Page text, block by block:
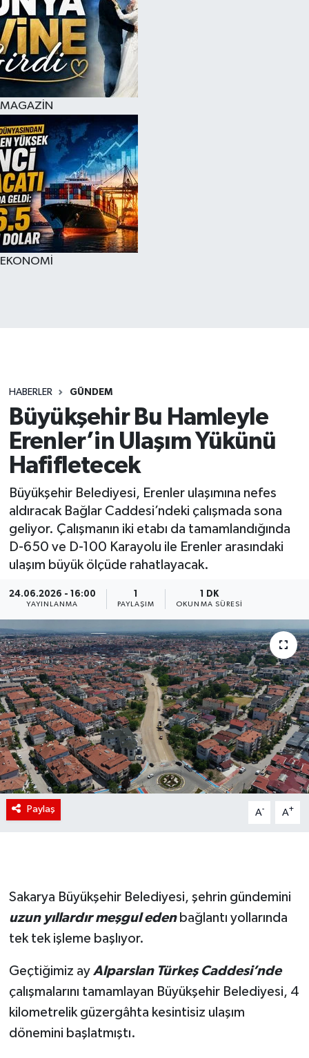
MAGAZİN
EKONOMİ
HABERLER GÜNDEM
Büyükşehir Bu Hamleyle
Erenler’in Ulaşım Yükünü
Hafifletecek
Büyükşehir Belediyesi, Erenler ulaşımına nefes
aldıracak Bağlar Caddesi’ndeki çalışmada sona
geliyor. Çalışmanın iki etabı da tamamlandığında
D-650 ve D-100 Karayolu ile Erenler arasındaki
ulaşım büyük ölçüde rahatlayacak.
24.06.2026 - 16:00
YAYINLANMA PAYLAŞIM
1 DK
OKUNMA SÜRESI
Paylaş A- A+
Sakarya Büyükşehir Belediyesi, şehrin gündemini
uzun yıllardır meşgul edenbağlantı yollarında
tek tek işleme başlıyor.
Geçtiğimiz ay Alparslan Türkeş Caddesi’nde
çalışmalarını tamamlayan Büyükşehir Belediyesi, 4
kilometrelik güzergâhta kesintisiz ulaşım
dönemini başlatmıştı.